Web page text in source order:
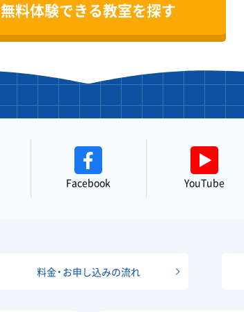
無料体験できる教室を探す
Facebook YouTube
料金・お申し込みの流れ